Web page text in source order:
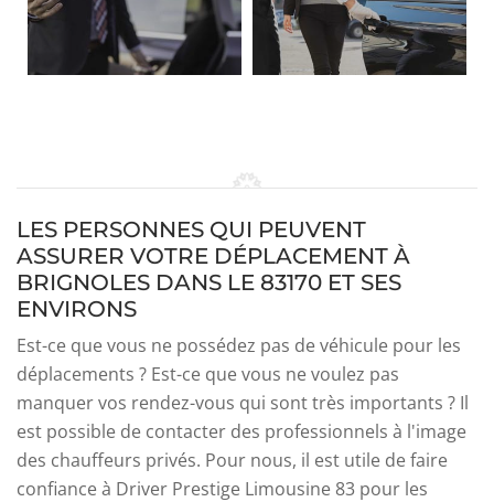
LES PERSONNES QUI PEUVENT
ASSURER VOTRE DÉPLACEMENT À
BRIGNOLES DANS LE 83170 ET SES
ENVIRONS
Est-ce que vous ne possédez pas de véhicule pour les
déplacements ? Est-ce que vous ne voulez pas
manquer vos rendez-vous qui sont très importants ? Il
est possible de contacter des professionnels à l'image
des chauffeurs privés. Pour nous, il est utile de faire
confiance à Driver Prestige Limousine 83 pour les